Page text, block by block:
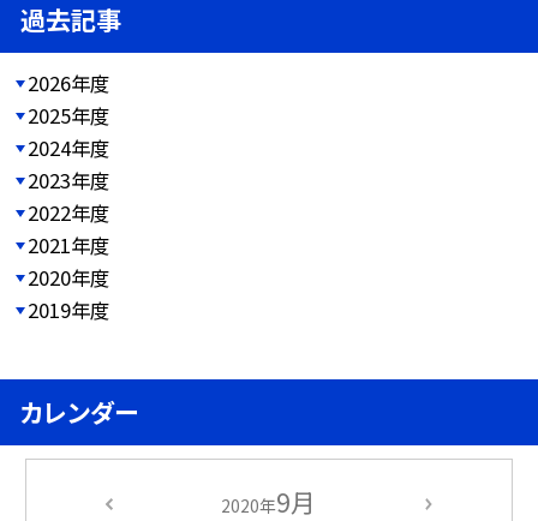
過去記事
2026年度
2025年度
2024年度
2023年度
2022年度
2021年度
2020年度
2019年度
カレンダー
2020年9月